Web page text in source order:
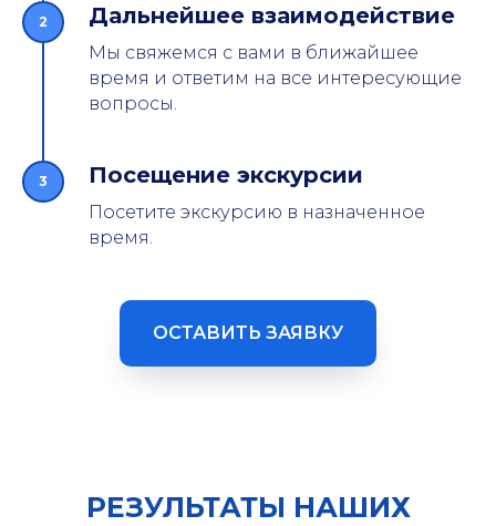
Дальнейшее взаимодействие
Мы свяжемся с вами в ближайшее
время и ответим на все интересующие
вопросы.
Посещение экскурсии
Посетите экскурсию в назначенное
время.
ОСТАВИТЬ ЗАЯВКУ
РЕЗУЛЬТАТЫ НАШИХ